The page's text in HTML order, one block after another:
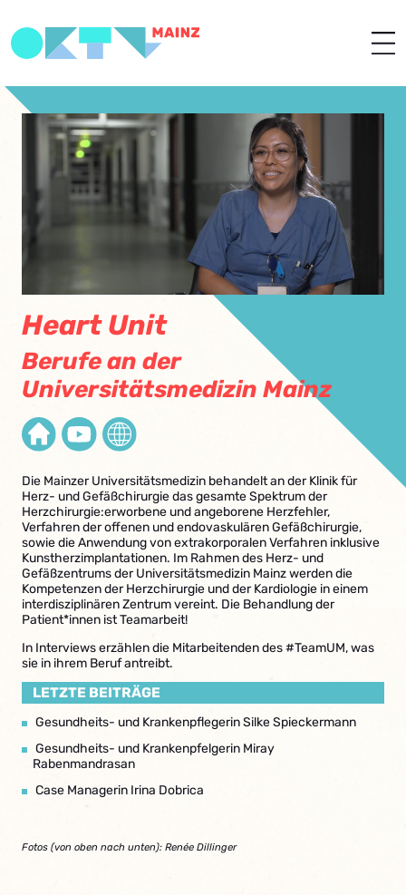
Heart Unit
Berufe an der
Universitätsmedizin Mainz
Die Mainzer Universitätsmedizin behandelt an der Klinik für
Herz- und Gefäßchirurgie das gesamte Spektrum der
Herzchirurgie:erworbene und angeborene Herzfehler,
Verfahren der offenen und endovaskulären Gefäßchirurgie,
sowie die Anwendung von extrakorporalen Verfahren inklusive
Kunstherzimplantationen. Im Rahmen des Herz- und
Gefäßzentrums der Universitätsmedizin Mainz werden die
Kompetenzen der Herzchirurgie und der Kardiologie in einem
interdisziplinären Zentrum vereint. Die Behandlung der
Patient*innen ist Teamarbeit!
In Interviews erzählen die Mitarbeitenden des #TeamUM, was
sie in ihrem Beruf antreibt.
LETZTE BEITRÄGE
Gesundheits- und Krankenpflegerin Silke Spieckermann
Gesundheits- und Krankenpfelgerin Miray
Rabenmandrasan
Case Managerin Irina Dobrica
Fotos (von oben nach unten): Renée Dillinger